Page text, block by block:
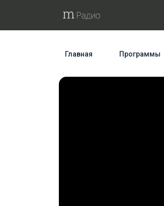
Главная Программы